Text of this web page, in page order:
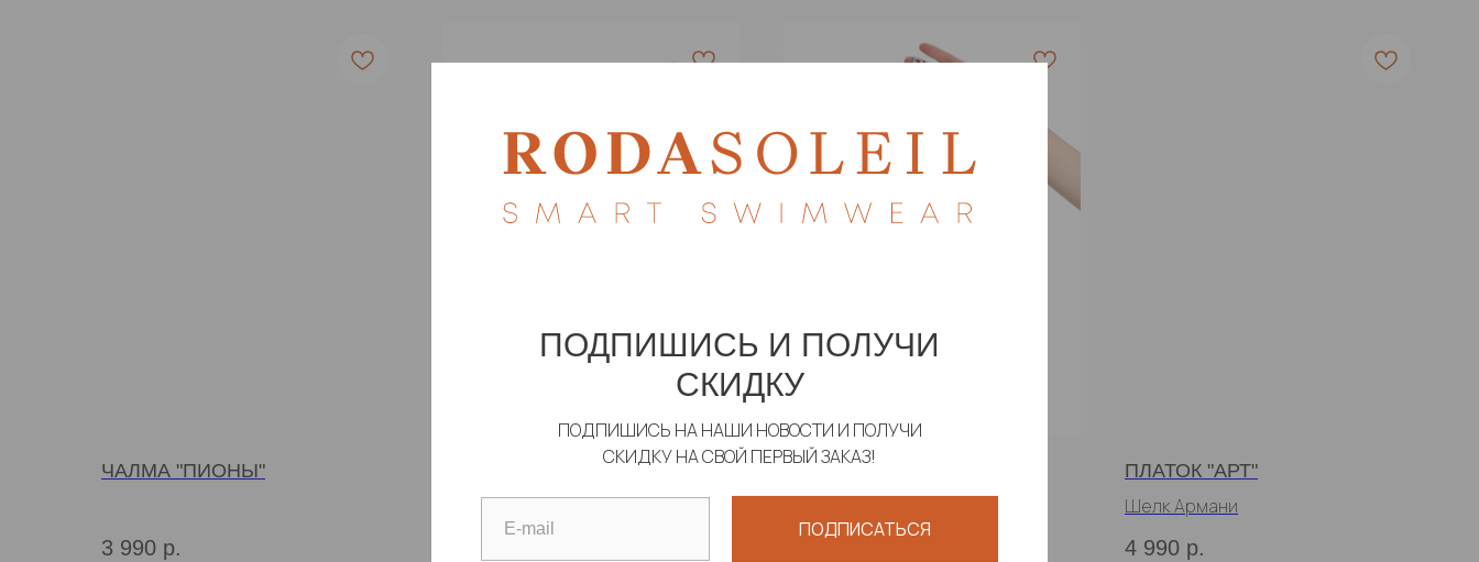
ЧАЛМА "ПИОНЫ"
3 990 р.
РЕЗИНКА ДЛЯ ВОЛОС
"ЦАРЕВНА-ЛЕБЕДЬ"
Шелк Армани
ПЛАТОК "АРТ"
Шелк Армани
4 990 р.
ПОДПИШИСЬ И ПОЛУЧИ
СКИДКУ
ПОДПИШИСЬ НА НАШИ НОВОСТИ И ПОЛУЧИ
СКИДКУ НА СВОЙ ПЕРВЫЙ ЗАКАЗ!
ПОДПИСАТЬСЯ